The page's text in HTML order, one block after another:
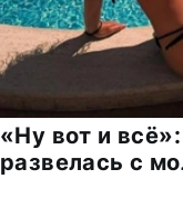
«Ну вот и
развелась с